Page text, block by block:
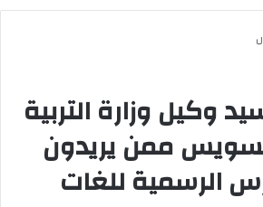
وكيل وزارة التربية
ممن يريدون
الرسمية للغات